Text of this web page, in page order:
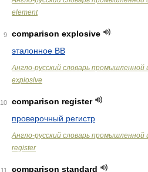
element
9
comparison explosive
эталонное ВВ
Англо-русский словарь промышленной
explosive
10
comparison register
проверочный регистр
Англо-русский словарь промышленной
register
11
comparison standard